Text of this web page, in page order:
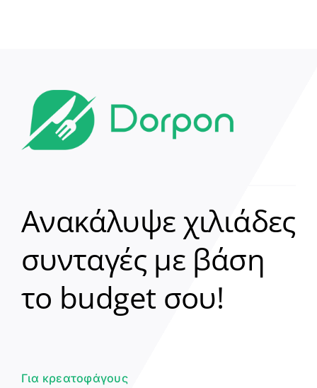
Ανακάλυψε χιλιάδες
συνταγές με βάση
το budget σου!
Για κρεατοφάγους